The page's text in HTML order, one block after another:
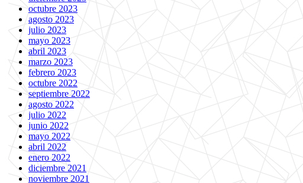
octubre 2023
agosto 2023
julio 2023
mayo 2023
abril 2023
marzo 2023
febrero 2023
octubre 2022
septiembre 2022
agosto 2022
julio 2022
junio 2022
mayo 2022
abril 2022
enero 2022
diciembre 2021
noviembre 2021